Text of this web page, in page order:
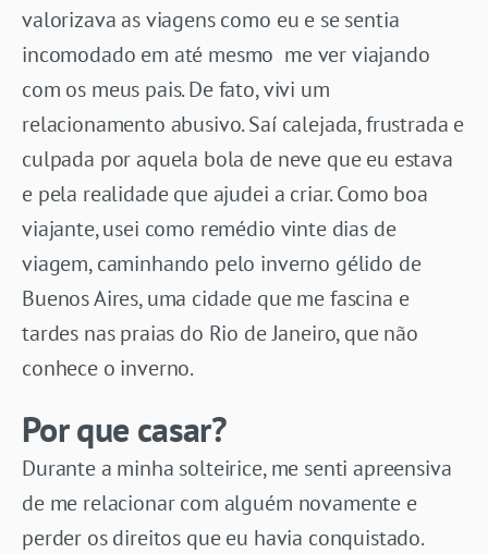
valorizava as viagens como eu e se sentia
incomodado em até mesmo me ver viajando
com os meus pais. De fato, vivi um
relacionamento abusivo. Saí calejada, frustrada e
culpada por aquela bola de neve que eu estava
e pela realidade que ajudei a criar. Como boa
viajante, usei como remédio vinte dias de
viagem, caminhando pelo inverno gélido de
Buenos Aires, uma cidade que me fascina e
tardes nas praias do Rio de Janeiro, que não
conhece o inverno.
Por que casar?
Durante a minha solteirice, me senti apreensiva
de me relacionar com alguém novamente e
perder os direitos que eu havia conquistado.